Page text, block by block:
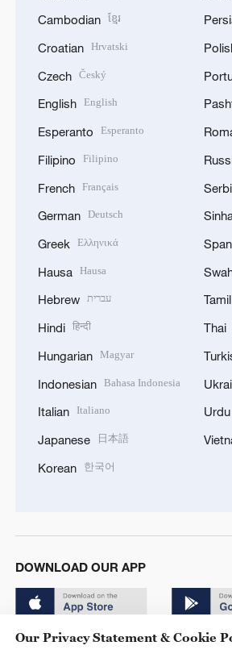
Cambodian ខ្មែរ
Croatian Hrvatski
Czech Český
English English
Esperanto Esperanto
Filipino Filipino
French Français
German Deutsch
Greek Ελληνικά
Hausa Hausa
Hebrew עברית
Hindi हिन्दी
Hungarian Magyar
Indonesian Bahasa Indonesia
Italian Italiano
Japanese 日本語
Korean 한국어
Tamil
Thai
Urdu
DOWNLOAD OUR APP
Our Privacy Statement & Cookie